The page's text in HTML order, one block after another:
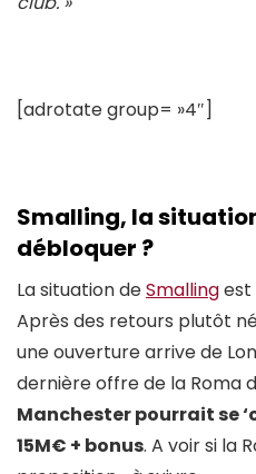
[adrotate group= »4″]
Smalling, la
débloquer ?
La situation deSmallingest
Après des retours plutôt
une ouverture arrive de
dernière offre de la Roma
Manchester pourrait se
15M€ + bonus. A voir si la